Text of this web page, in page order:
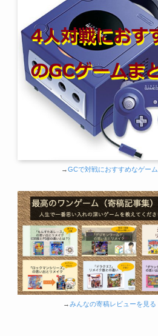
→GCで対戦におすすめなゲーム
→みんなの寄稿レビューを見る